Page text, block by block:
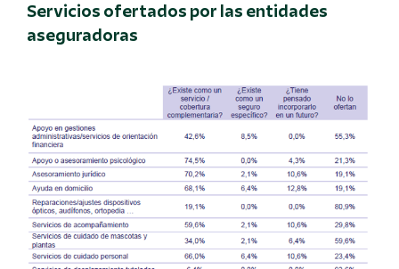
Servicios ofertados por las entidades
aseguradoras